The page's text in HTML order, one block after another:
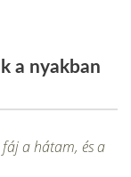
a nyakban
fáj a hátam, és a